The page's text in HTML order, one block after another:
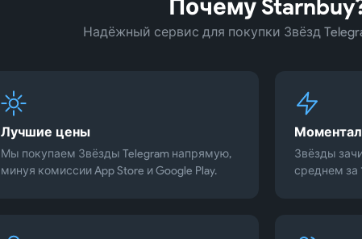
Почему
Надёжный сервис для покупки Звёзд
Лучшие цены
Мы покупаем Звёзды Telegram напрямую,
минуя комиссии App Store и Google Play.
Звёзды
среднем за